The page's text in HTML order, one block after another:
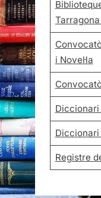
i Novel·la
Registre